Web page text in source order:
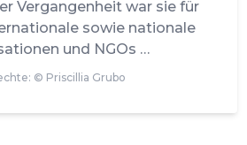
Vergangenheit war sie für
sowie nationale
und NGOs
© Priscillia Grubo